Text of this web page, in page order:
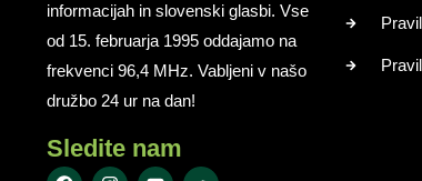
informacijah in slovenski glasbi. Vse
od 15. februarja 1995 oddajamo na
frekvenci 96,4 MHz. Vabljeni v našo
družbo 24 ur na dan!
Sledite nam